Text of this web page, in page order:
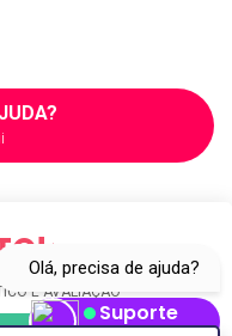
*
E AVALIAÇÃO
Olá, precisa de ajuda?
Suporte